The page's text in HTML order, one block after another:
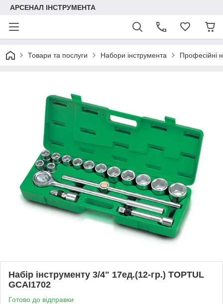
АРСЕНАЛ ІНСТРУМЕНТА
Товари та послуги Набори інструмента Професійні
Набір інструменту 3/4" 17ед.(12-гр.) TOPTUL
GCAI1702
Готово до відправки